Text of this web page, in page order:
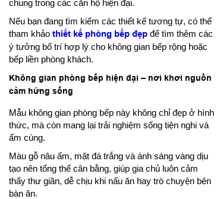
chung trong các căn hộ hiện đại.
Nếu bạn đang tìm kiếm các thiết kế tương tự, có thể
tham khảo thiết kế phòng bếp đẹp để tìm thêm các
ý tưởng bố trí hợp lý cho không gian bếp rộng hoặc
bếp liền phòng khách.
Không gian phòng bếp hiện đại – nơi khơi nguồn
cảm hứng sống
Mẫu không gian phòng bếp này không chỉ đẹp ở hình
thức, mà còn mang lại trải nghiệm sống tiện nghi và
ấm cúng.
Màu gỗ nâu ấm, mặt đá trắng và ánh sáng vàng dịu
tạo nên tổng thể cân bằng, giúp gia chủ luôn cảm
thấy thư giãn, dễ chịu khi nấu ăn hay trò chuyện bên
bàn ăn.